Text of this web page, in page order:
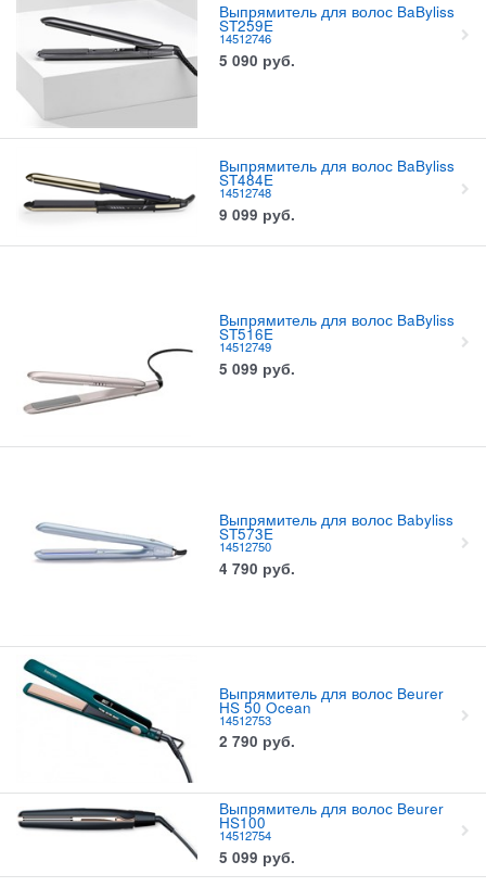
Выпрямитель для волос BaByliss
ST259E
14512746
5 090 руб.
Выпрямитель для волос BaByliss
ST484E
14512748
9 099 руб.
Выпрямитель для волос BaByliss
ST516E
14512749
5 099 руб.
Выпрямитель для волос Babyliss
ST573E
14512750
4 790 руб.
Выпрямитель для волос Beurer
HS 50 Ocean
14512753
2 790 руб.
Выпрямитель для волос Beurer
HS100
14512754
5 099 руб.